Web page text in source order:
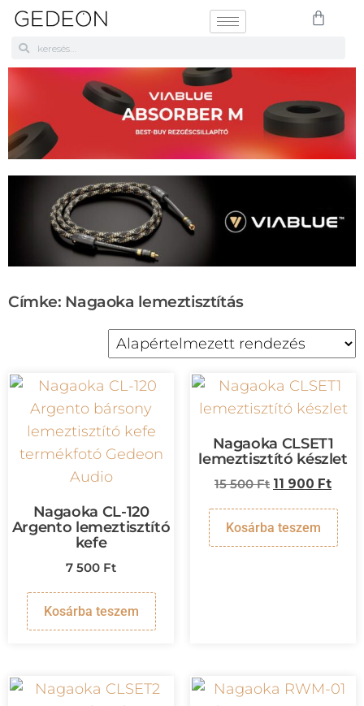
Címke: Nagaoka lemeztisztítás
Nagaoka CL-120
Argento lemeztisztító
kefe
7 500 Ft
Kosárba teszem
Nagaoka CLSET1
lemeztisztító készlet
15 500Ft 11 900 Ft
Kosárba teszem